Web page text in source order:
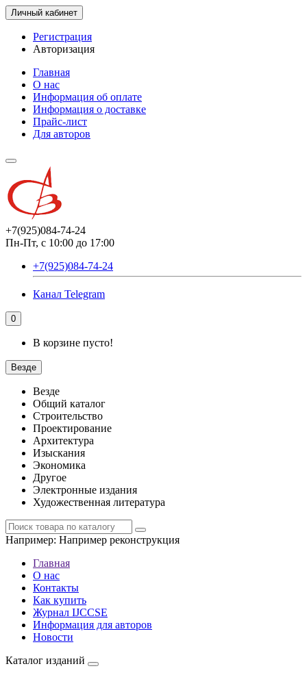
Личный кабинет
Регистрация
Авторизация
Главная
О нас
Информация об оплате
Информация о доставке
Прайс-лист
Для авторов
+7(925)084-74-24
Пн-Пт, с 10:00 до 17:00
+7(925)084-74-24
Канал Telegram
0
В корзине пусто!
Везде
Везде
Общий каталог
Строительство
Проектирование
Архитектура
Изыскания
Экономика
Другое
Электронные издания
Художественная литература
Например: Например реконструкция
Главная
О нас
Контакты
Как купить
Журнал IJCCSE
Информация для авторов
Новости
Каталог изданий